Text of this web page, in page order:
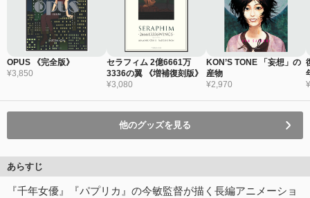
OPUS 《完全版》
¥3,850
セラフィム 2億6661万
3336の翼 《増補復刻版》
¥3,080
KON’S TONE 「妄想」の
産物
¥2,970
他のグッズを見る
あらすじ
『千年女優』『パプリカ』の今敏監督が描く長編アニメーショ